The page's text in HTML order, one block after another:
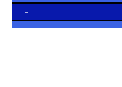
-
-